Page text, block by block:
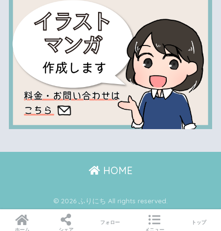
HOME
© 2026 ふりにち All rights reserved.
ホーム シェア
フォロー
メニュー
トップ